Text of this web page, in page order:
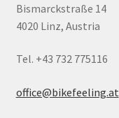
Bismarckstraße 14
4020 Linz, Austria
Tel. +43 732 775116
office@bikefeeling.at